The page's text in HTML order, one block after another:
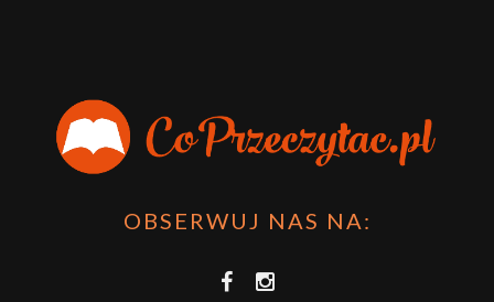
OBSERWUJ NAS NA: